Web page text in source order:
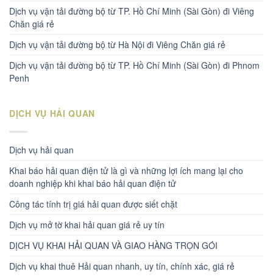
Dịch vụ vận tải đường bộ từ TP. Hồ Chí Minh (Sài Gòn) đi Viêng
Chăn giá rẻ
Dịch vụ vận tải đường bộ từ Hà Nội đi Viêng Chăn giá rẻ
Dịch vụ vận tải đường bộ từ TP. Hồ Chí Minh (Sài Gòn) đi Phnom
Penh
DỊCH VỤ HẢI QUAN
Dịch vụ hải quan
Khai báo hải quan điện tử là gì và những lợi ích mang lại cho
doanh nghiệp khi khai báo hải quan điện tử
Công tác tính trị giá hải quan được siết chặt
Dịch vụ mở tờ khai hải quan giá rẻ uy tín
DỊCH VỤ KHAI HẢI QUAN VÀ GIAO HÀNG TRỌN GÓI
Dịch vụ khai thuê Hải quan nhanh, uy tín, chính xác, giá rẻ